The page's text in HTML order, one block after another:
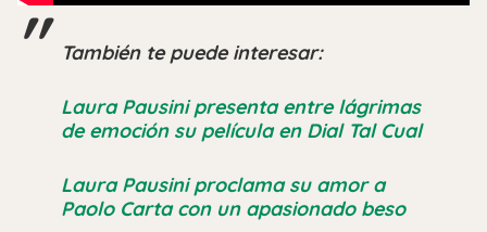
También te puede interesar:
Laura Pausini presenta entre lágrimas
de emoción su película en Dial Tal Cual
Laura Pausini proclama su amor a
Paolo Carta con un apasionado beso